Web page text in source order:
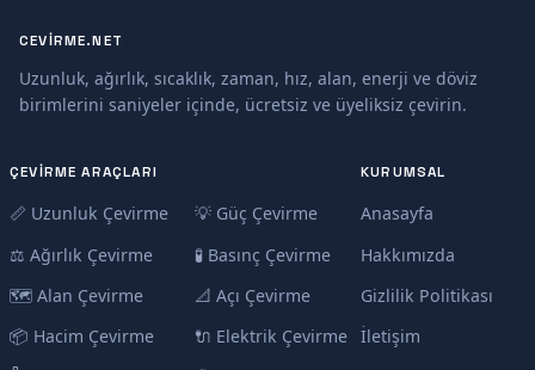
CEVIRME.NET
Uzunluk, ağırlık, sıcaklık, zaman, hız, alan, enerji ve döviz
birimlerini saniyeler içinde, ücretsiz ve üyeliksiz çevirin.
ÇEVIRME ARAÇLARI
📏 Uzunluk Çevirme
⚖️ Ağırlık Çevirme
🗺️ Alan Çevirme
📦 Hacim Çevirme
💡 Güç Çevirme
🧪 Basınç Çevirme
📐 Açı Çevirme
🔌 Elektrik Çevirme
KURUMSAL
Anasayfa
Hakkımızda
Gizlilik Politikası
İletişim